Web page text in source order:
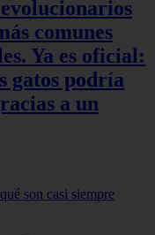
comunes
Ya es oficial:
gatos podría
a un